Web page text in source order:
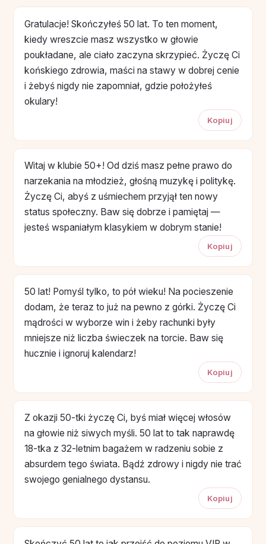
Gratulacje! Skończyłeś 50 lat. To ten moment,
kiedy wreszcie masz wszystko w głowie
poukładane, ale ciało zaczyna skrzypieć. Życzę Ci
końskiego zdrowia, maści na stawy w dobrej cenie
i żebyś nigdy nie zapomniał, gdzie położyłeś
okulary!
Kopiuj
Witaj w klubie 50+! Od dziś masz pełne prawo do
narzekania na młodzież, głośną muzykę i politykę.
Życzę Ci, abyś z uśmiechem przyjął ten nowy
status społeczny. Baw się dobrze i pamiętaj —
jesteś wspaniałym klasykiem w dobrym stanie!
Kopiuj
50 lat! Pomyśl tylko, to pół wieku! Na pocieszenie
dodam, że teraz to już na pewno z górki. Życzę Ci
mądrości w wyborze win i żeby rachunki były
mniejsze niż liczba świeczek na torcie. Baw się
hucznie i ignoruj kalendarz!
Kopiuj
Z okazji 50-tki życzę Ci, byś miał więcej włosów
na głowie niż siwych myśli. 50 lat to tak naprawdę
18-tka z 32-letnim bagażem w radzeniu sobie z
absurdem tego świata. Bądź zdrowy i nigdy nie trać
swojego genialnego dystansu.
Kopiuj